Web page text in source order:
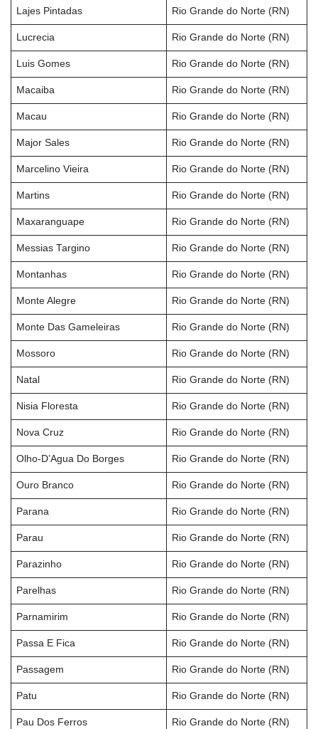
Lajes Pintadas Rio Grande do Norte (RN)
Lucrecia Rio Grande do Norte (RN)
Luis Gomes Rio Grande do Norte (RN)
Macaiba Rio Grande do Norte (RN)
Macau Rio Grande do Norte (RN)
Major Sales Rio Grande do Norte (RN)
Marcelino Vieira Rio Grande do Norte (RN)
Martins Rio Grande do Norte (RN)
Maxaranguape Rio Grande do Norte (RN)
Messias Targino Rio Grande do Norte (RN)
Montanhas Rio Grande do Norte (RN)
Monte Alegre Rio Grande do Norte (RN)
Monte Das Gameleiras Rio Grande do Norte (RN)
Mossoro Rio Grande do Norte (RN)
Natal Rio Grande do Norte (RN)
Nisia Floresta Rio Grande do Norte (RN)
Nova Cruz Rio Grande do Norte (RN)
Olho-D’Agua Do Borges Rio Grande do Norte (RN)
Ouro Branco Rio Grande do Norte (RN)
Parana Rio Grande do Norte (RN)
Parau Rio Grande do Norte (RN)
Parazinho Rio Grande do Norte (RN)
Parelhas Rio Grande do Norte (RN)
Parnamirim Rio Grande do Norte (RN)
Passa E Fica Rio Grande do Norte (RN)
Passagem Rio Grande do Norte (RN)
Patu Rio Grande do Norte (RN)
Pau Dos Ferros Rio Grande do Norte (RN)